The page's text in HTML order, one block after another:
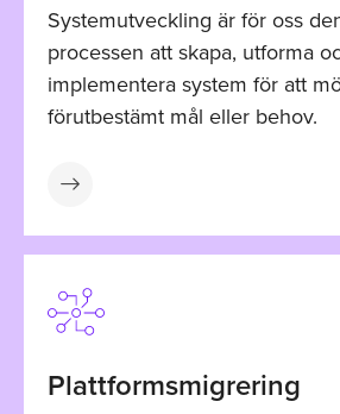
Systemutveckling är för oss
processen att skapa, utforma
implementera system för att
förutbestämt mål eller behov.
Plattformsmigrering